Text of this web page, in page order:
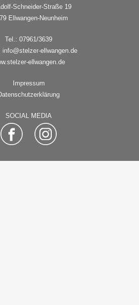
Schneider-Straße 19
Ellwangen-Neunheim
Tel.: 07961/3639
info@stelzer-ellwangen.de
ellwangen.de
Impressum
SOCIAL MEDIA